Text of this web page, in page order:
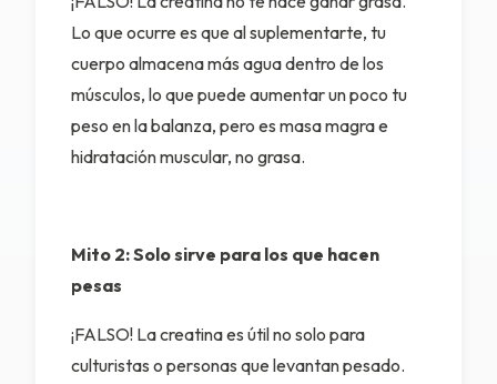
Lo que ocurre es que al suplementarte, tu
cuerpo almacena más agua dentro de los
músculos, lo que puede aumentar un poco tu
peso en la balanza, pero es masa magra e
hidratación muscular, no grasa.
Mito 2: Solo sirve para los que hacen
pesas
¡FALSO! La creatina es útil no solo para
culturistas o personas que levantan pesado.